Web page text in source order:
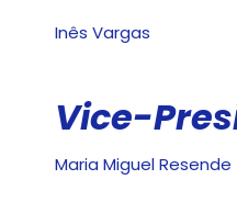
Inês Vargas
Vice-
Maria Miguel Resende